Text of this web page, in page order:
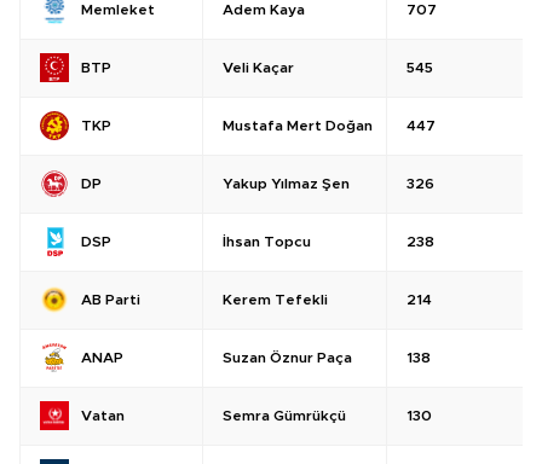
Memleket Adem Kaya 707
BTP Veli Kaçar 545
TKP Mustafa Mert Doğan 447
DP Yakup Yılmaz Şen 326
DSP İhsan Topcu 238
AB Parti Kerem Tefekli 214
ANAP Suzan Öznur Paça 138
Vatan Semra Gümrükçü 130